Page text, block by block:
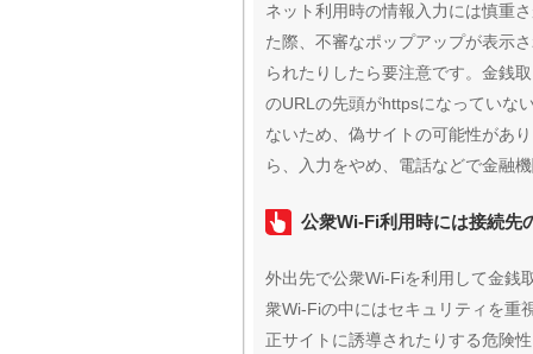
ネット利用時の情報入力には慎重
た際、不審なポップアップが表示
られたりしたら要注意です。金銭
のURLの先頭がhttpsになっていな
ないため、偽サイトの可能性があ
ら、入力をやめ、電話などで金融
公衆Wi-Fi利用時には接続先
外出先で公衆Wi-Fiを利用して金銭
衆Wi-Fiの中にはセキュリティを重
正サイトに誘導されたりする危険